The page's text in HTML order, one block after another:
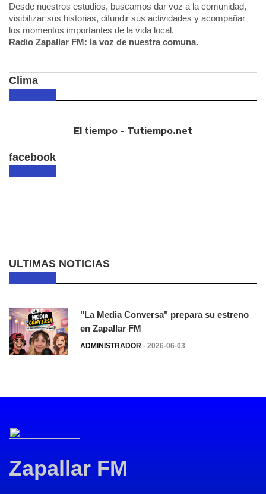
Desde nuestros estudios, buscamos dar voz a la comunidad,
visibilizar sus historias, difundir sus actividades y acompañar
los momentos importantes de la vida local.
Radio Zapallar FM: la voz de nuestra comuna.
Clima
El tiempo - Tutiempo.net
facebook
ULTIMAS NOTICIAS
"La Media Conversa" prepara su estreno
en Zapallar FM
ADMINISTRADOR - 2026-06-03
Zapallar FM